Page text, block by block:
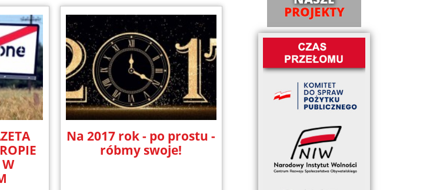
Na 2017 rok - po prostu -
róbmy swoje!
PROJEKTY